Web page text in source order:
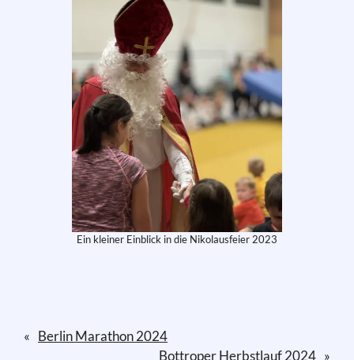
Ein kleiner Einblick in die Nikolausfeier 2023
« Berlin Marathon 2024
Bottroper Herbstlauf 2024 »